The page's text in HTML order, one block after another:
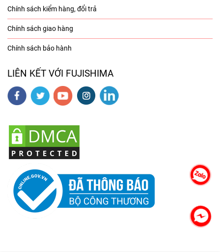
Chính sách kiểm hàng, đổi trả
Chính sách giao hàng
Chính sách bảo hành
LIÊN KẾT VỚI FUJISHIMA